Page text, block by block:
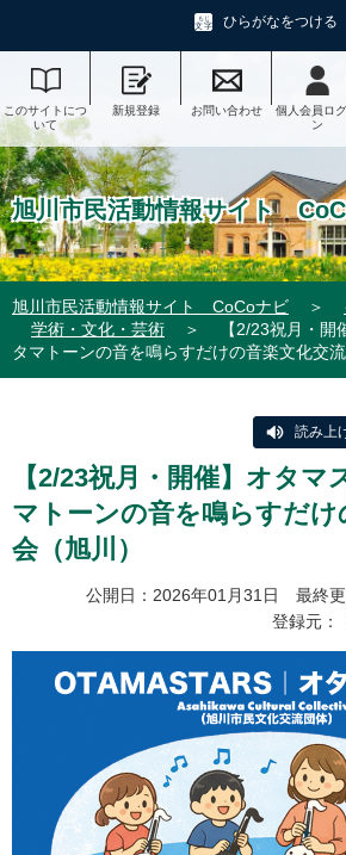
ひらがなをつける
このサイトにつ
いて
新規登録 お問い合わせ
個人会員ロ
ン
旭川市民活動情報サイト
旭川市民活動情報サイト CoCoナビ ＞
学術・文化・芸術
＞
【2/23祝月・
タマトーンの音を鳴らすだけの音楽文化交流
読み上
【2/23祝月・開催】オタマ
マトーンの音を鳴らすだけ
会（旭川）
公開日：2026年01月31日 最終
登録元：